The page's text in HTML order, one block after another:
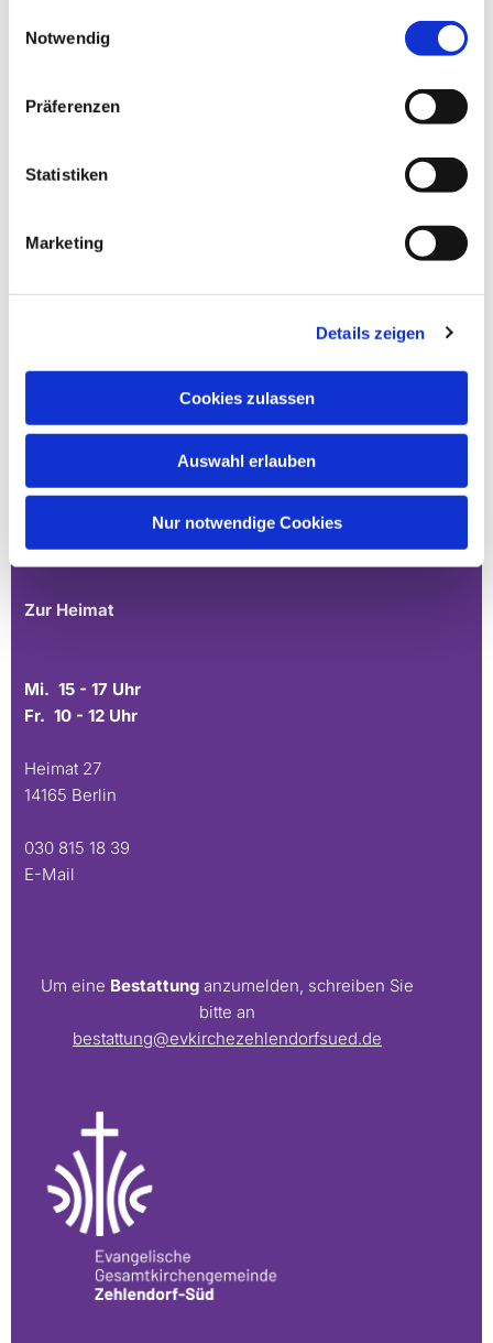
Notwendig
Präferenzen
Statistiken
Marketing
Details zeigen
Cookies zulassen
Auswahl erlauben
Nur notwendige Cookies
E-Mail
Stephanus
Mo. 10 - 12 Uhr
Zur Heimat
Mi. 15 - 17 Uhr
Fr. 10 - 12 Uhr
Heimat 27
14165 Berlin
030 815 18 39
E-Mail
Um eine Bestattung anzumelden, schreiben Sie
bitte an
bestattung@evkirchezehlendorfsued.de